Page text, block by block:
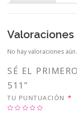
Valoraciones
No hay valoraciones aún.
SÉ EL
511”
TU PUNTUACIÓN *